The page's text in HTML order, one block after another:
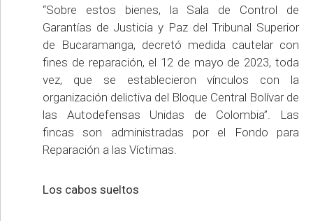
“Sobre estos bienes, la Sala de Control de
Garantías de Justicia y Paz del Tribunal Superior
de Bucaramanga, decretó medida cautelar con
fines de reparación, el 12 de mayo de 2023, toda
vez, que se establecieron vínculos con la
organización delictiva del Bloque Central Bolívar de
las Autodefensas Unidas de Colombia”. Las
fincas son administradas por el Fondo para
Reparación a las Víctimas.
Los cabos sueltos